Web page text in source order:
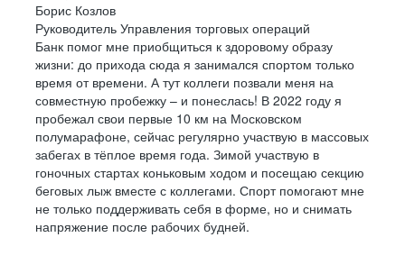
Борис Козлов
Руководитель Управления торговых операций
Банк помог мне приобщиться к здоровому образу
жизни: до прихода сюда я занимался спортом только
время от времени. А тут коллеги позвали меня на
совместную пробежку – и понеслась! В 2022 году я
пробежал свои первые 10 км на Московском
полумарафоне, сейчас регулярно участвую в массовых
забегах в тёплое время года. Зимой участвую в
гоночных стартах коньковым ходом и посещаю секцию
беговых лыж вместе с коллегами. Спорт помогают мне
не только поддерживать себя в форме, но и снимать
напряжение после рабочих будней.